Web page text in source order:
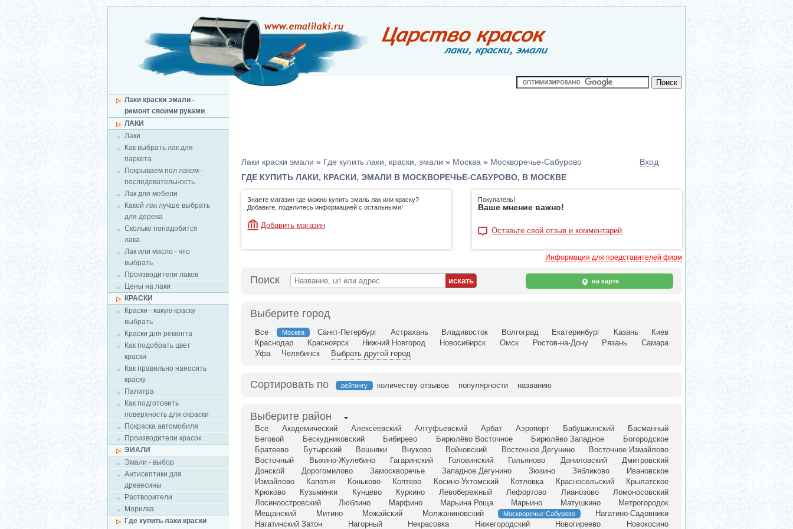
Лаки краски эмали -
ремонт своими руками
ЛАКИ
Лаки
Как выбрать лак для
паркета
Покрываем пол лаком -
последовательность
Лак для мебели
Какой лак лучше выбрать
для дерева
Сколько понадобится
лака
Лак или масло - что
выбрать
Производители лаков
Цены на лаки
КРАСКИ
Краски - какую краску
выбрать
Краски для ремонта
Как подобрать цвет
краски
Как правильно наносить
краску
Палитра
Как подготовить
поверхность для окраски
Покраска автомобиля
Производители красок
ЭИАЛИ
Эмали - выбор
Антисептики для
древесины
Растворители
Морилка
Где купить лаки краски
Лаки краски эмали » Где купить лаки, краски, эмали » Москва » Москворечье-Сабурово
Вход
ГДЕ КУПИТЬ ЛАКИ, КРАСКИ, ЭМАЛИ В МОСКВОРЕЧЬЕ-САБУРОВО, В МОСКВЕ
Знаете магазин где можно купить эмаль лак или краску?
Добавьте, поделитесь информацией с остальными!
Добавить магазин
Покупатель!
Ваше мнение важно!
Оставьте свой отзыв и комментарий
Информация для представителей фирм
Поиск на карте
Выберите город
Все Москва Санкт-Петербург Астрахань Владивосток Волгоград Екатеринбург Казань
Киев
Краснодар
Красноярск Нижний Новгород Новосибирск Омск Ростов-на-Дону Рязань
Самара
Уфа
Челябинск Выбрать другой город
Сортировать по рейтингу количеству отзывов популярности названию
Выберите район
Все Академический Алексеевский Алтуфьевский Арбат Аэропорт Бабушкинский
Басманный
Беговой
Бескудниковский Бибирево Бирюлёво Восточное Бирюлёво Западное
Богородское
Братеево
Бутырский Вешняки Внуково Войковский Восточное Дегунино
Восточное Измайлово
Восточный
Выхино-Жулебино Гагаринский Головинский Гольяново Даниловский
Дмитровский
Донской
Дорогомилово Замоскворечье Западное Дегунино Зюзино Зябликово
Ивановское
Измайлово
Капотня Коньково Коптево Косино-Ухтомский Котловка Красносельский
Крылатское
Крюково
Кузьминки Кунцево Куркино Левобережный Лефортово Лианозово
Ломоносовский
Лосиноостровский
Люблино Марфино Марьина Роща Марьино Матушкино
Метрогородок
Мещанский
Митино Можайский Молжаниновский Москворечье-Сабурово
Нагатино-Садовники
Нагатинский Затон
Нагорный Некрасовка Нижегородский Новогиреево Новокосино